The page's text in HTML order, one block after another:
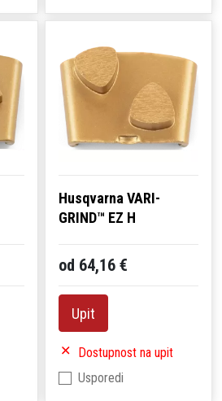
Husqvarna VARI-
GRIND™ EZ H
od 64,16 €
Upit
Dostupnost na upit
Usporedi